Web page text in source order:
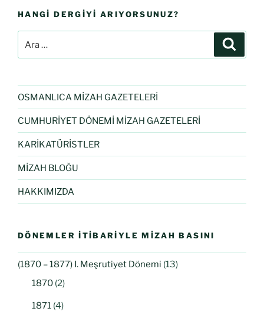
HANGI DERGIYI ARIYORSUNUZ?
OSMANLICA MİZAH GAZETELERİ
CUMHURİYET DÖNEMİ MİZAH GAZETELERİ
KARİKATÜRİSTLER
MİZAH BLOĞU
HAKKIMIZDA
DÖNEMLER İTIBARIYLE MIZAH BASINI
(1870 – 1877) I. Meşrutiyet Dönemi (13)
1870 (2)
1871 (4)